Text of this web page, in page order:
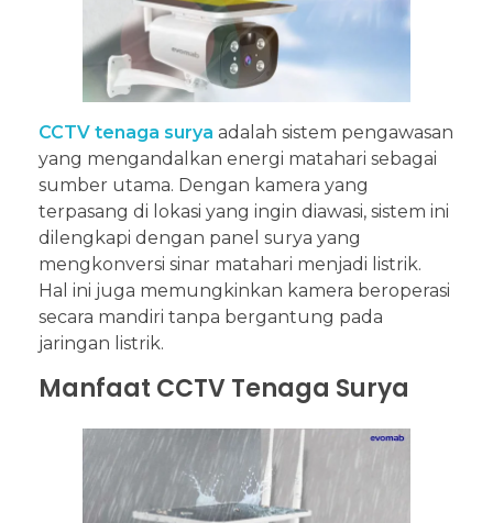
CCTV tenaga surya adalah sistem pengawasan
yang mengandalkan energi matahari sebagai
sumber utama. Dengan kamera yang
terpasang di lokasi yang ingin diawasi, sistem ini
dilengkapi dengan panel surya yang
mengkonversi sinar matahari menjadi listrik.
Hal ini juga memungkinkan kamera beroperasi
secara mandiri tanpa bergantung pada
jaringan listrik.
Manfaat CCTV Tenaga Surya